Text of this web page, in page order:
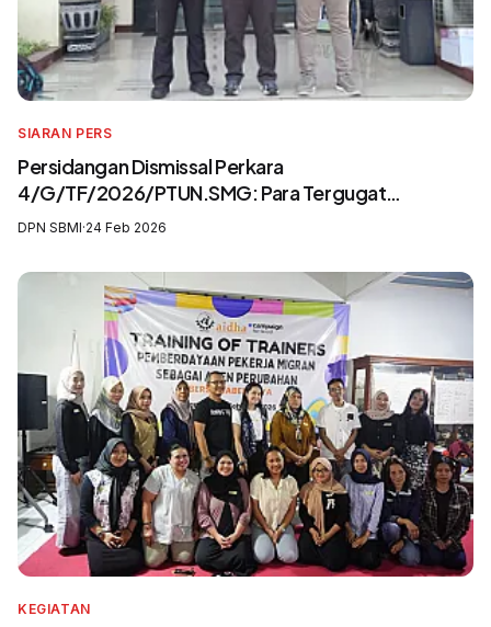
SIARAN PERS
Persidangan Dismissal Perkara
4/G/TF/2026/PTUN.SMG: Para Tergugat
Mengingkari SIP3MI dan Mengabaikan UU
DPN SBMI·24 Feb 2026
KEGIATAN